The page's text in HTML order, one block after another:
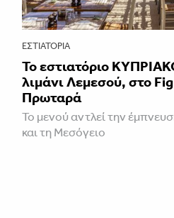
ΕΣΤΙΑΤΌΡΙΑ
Το εστιατόριο
λιμάνι Λεμεσού, στο
Πρωταρά
Το μενού αντλεί την
και τη Μεσόγειο